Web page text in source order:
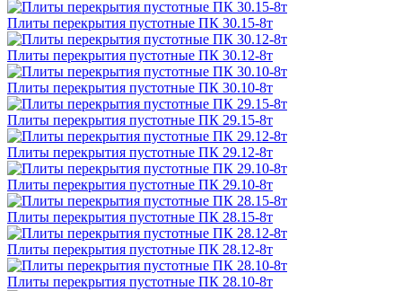
Плиты перекрытия пустотные ПК 30.15-8т
Плиты перекрытия пустотные ПК 30.12-8т
Плиты перекрытия пустотные ПК 30.10-8т
Плиты перекрытия пустотные ПК 29.15-8т
Плиты перекрытия пустотные ПК 29.12-8т
Плиты перекрытия пустотные ПК 29.10-8т
Плиты перекрытия пустотные ПК 28.15-8т
Плиты перекрытия пустотные ПК 28.12-8т
Плиты перекрытия пустотные ПК 28.10-8т